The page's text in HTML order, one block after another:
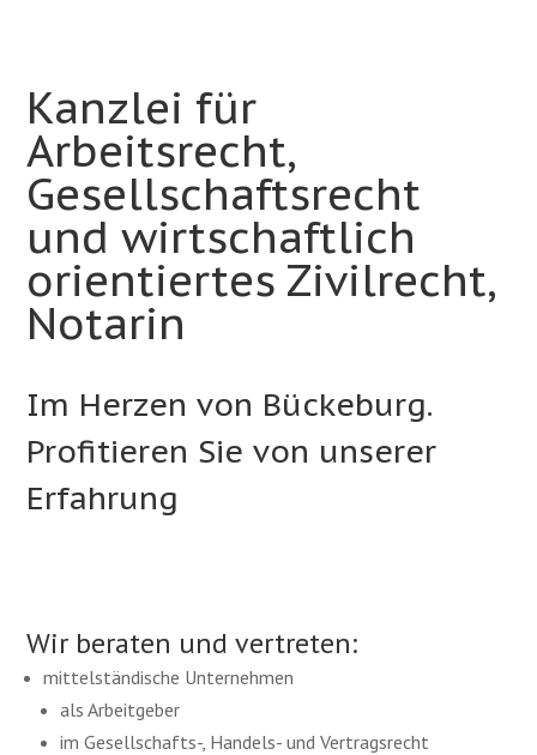
Kanzlei für
Arbeitsrecht,
Gesellschafts­recht
und wirtschaftlich
orientiertes Zivilrecht,
Notarin
Im Herzen von Bückeburg.
Profitieren Sie von unserer
Erfahrung
Wir beraten und vertreten:
mittelständische Unternehmen
als Arbeitgeber
im Gesellschafts-, Handels- und Vertragsrecht